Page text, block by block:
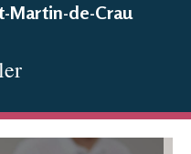
Martin-de-Crau